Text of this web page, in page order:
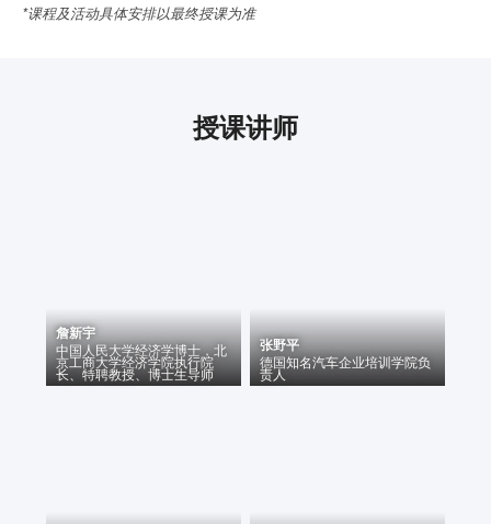
*课程及活动具体安排以最终授课为准
授课讲师
詹新宇
中国人民大学经济学博士，北
京工商大学经济学院执行院
长、特聘教授、博士生导师
张野平
德国知名汽车企业培训学院负
责人